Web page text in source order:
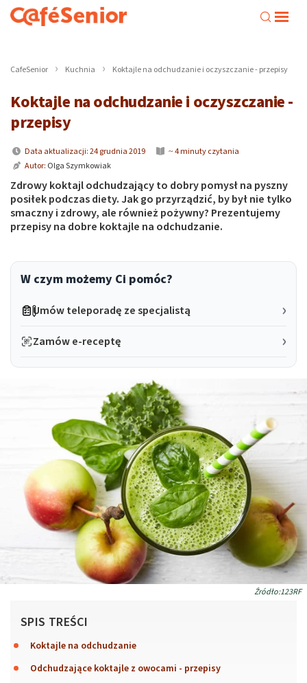
CafeSenior Kuchnia Koktajle na odchudzanie i oczyszczanie - przepisy
Koktajle na odchudzanie i oczyszczanie -
przepisy
Data aktualizacji: 24 grudnia 2019
~ 4 minuty czytania
Autor: Olga Szymkowiak
Zdrowy koktajl odchudzający to dobry pomysł na pyszny
posiłek podczas diety. Jak go przyrządzić, by był nie tylko
smaczny i zdrowy, ale również pożywny? Prezentujemy
przepisy na dobre koktajle na odchudzanie.
W czym możemy Ci pomóc?
Umów teleporadę ze specjalistą
Zamów e-receptę
Źródło:123RF
SPIS TREŚCI
Koktajle na odchudzanie
Odchudzające koktajle z owocami - przepisy